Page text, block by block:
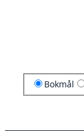
Bokmål